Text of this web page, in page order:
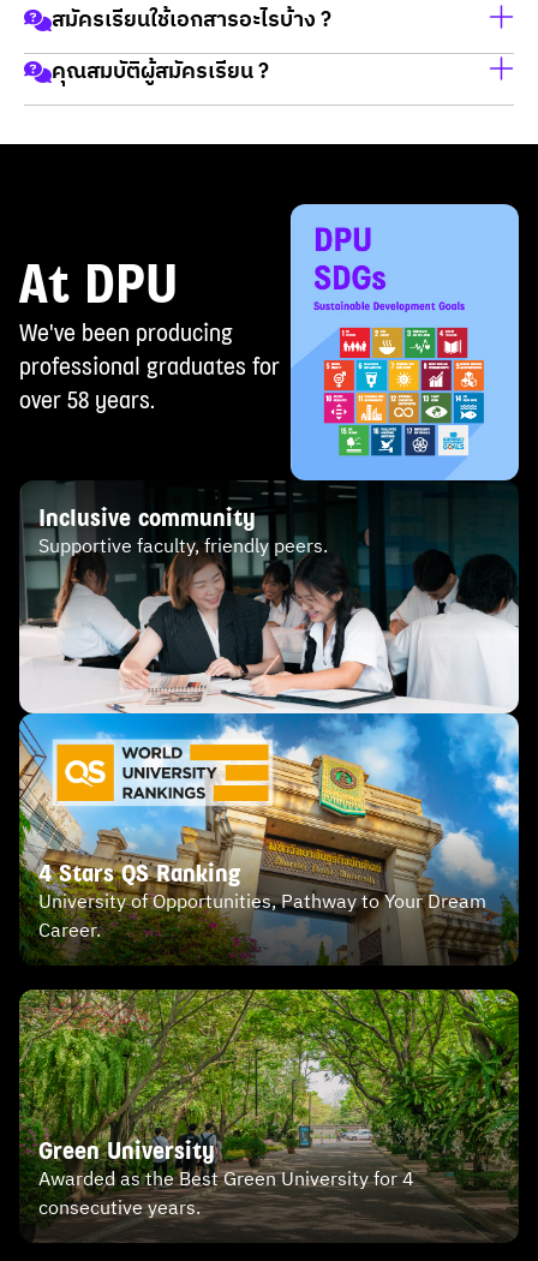
สมัครเรียนใช้เอกสารอะไรบ้าง ?
สำเนาบัตรประชาชน
คุณสมบัติผู้สมัครเรียน ?
เป็นผู้จบการศึกษาในวุฒิ ม.6 / กศน / ปวช / ปวส และ ปริญญา
At DPU
We've been producing
professional graduates for
over 58 years.
Inclusive community
Supportive faculty, friendly peers.
4 Stars QS Ranking
University of Opportunities, Pathway to Your Dream
Career.
Green University
Awarded as the Best Green University for 4
consecutive years.